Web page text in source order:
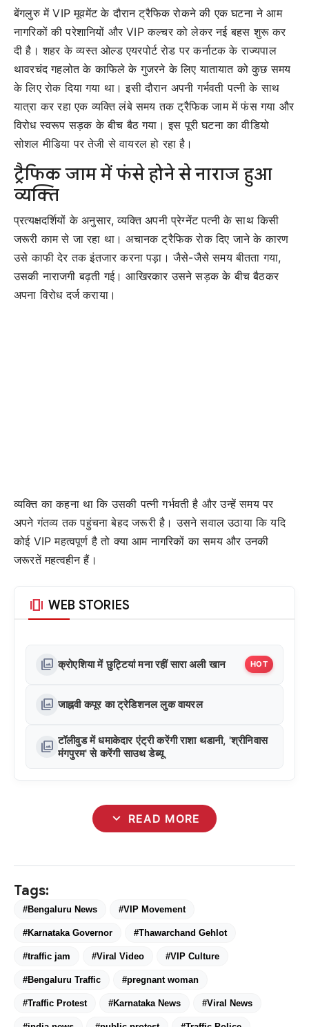
बेंगलुरु में VIP मूवमेंट के दौरान ट्रैफिक रोकने की एक घटना ने आम
नागरिकों की परेशानियों और VIP कल्चर को लेकर नई बहस शुरू कर
दी है। शहर के व्यस्त ओल्ड एयरपोर्ट रोड पर कर्नाटक के राज्यपाल
थावरचंद गहलोत के काफिले के गुजरने के लिए यातायात को कुछ समय
के लिए रोक दिया गया था। इसी दौरान अपनी गर्भवती पत्नी के साथ
यात्रा कर रहा एक व्यक्ति लंबे समय तक ट्रैफिक जाम में फंस गया और
विरोध स्वरूप सड़क के बीच बैठ गया। इस पूरी घटना का वीडियो
सोशल मीडिया पर तेजी से वायरल हो रहा है।
ट्रैफिक जाम में फंसे होने से नाराज हुआ
व्यक्ति
प्रत्यक्षदर्शियों के अनुसार, व्यक्ति अपनी प्रेग्नेंट पत्नी के साथ किसी
जरूरी काम से जा रहा था। अचानक ट्रैफिक रोक दिए जाने के कारण
उसे काफी देर तक इंतजार करना पड़ा। जैसे-जैसे समय बीतता गया,
उसकी नाराजगी बढ़ती गई। आखिरकार उसने सड़क के बीच बैठकर
अपना विरोध दर्ज कराया।
व्यक्ति का कहना था कि उसकी पत्नी गर्भवती है और उन्हें समय पर
अपने गंतव्य तक पहुंचना बेहद जरूरी है। उसने सवाल उठाया कि यदि
कोई VIP महत्वपूर्ण है तो क्या आम नागरिकों का समय और उनकी
जरूरतें महत्वहीन हैं।
amp_stories WEB STORIES
photo_library क्रोएशिया में छुट्टियां मना रहीं सारा अली खान HOT
photo_library जाह्नवी कपूर का ट्रेडिशनल लुक वायरल
photo_library टॉलीवुड में धमाकेदार एंट्री करेंगी राशा थडानी, 'श्रीनिवास
मंगपुरम' से करेंगी साउथ डेब्यू
expand_more READ MORE
Tags:
#Bengaluru News #VIP Movement
#Karnataka Governor #Thawarchand Gehlot
#traffic jam #Viral Video #VIP Culture
#Bengaluru Traffic #pregnant woman
#Traffic Protest #Karnataka News #Viral News